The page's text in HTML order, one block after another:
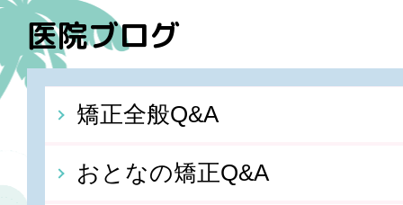
医院ブログ
矯正全般Q&A
おとなの矯正Q&A